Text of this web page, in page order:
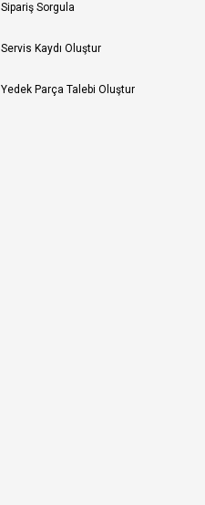
Sipariş Sorgula
Servis Kaydı Oluştur
Yedek Parça Talebi Oluştur